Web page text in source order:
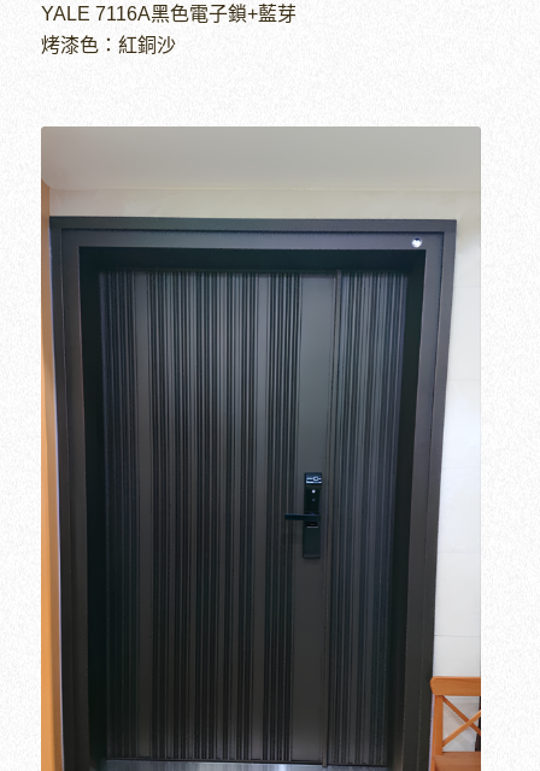
YALE 7116A黑色電子鎖+藍芽
烤漆色：紅銅沙